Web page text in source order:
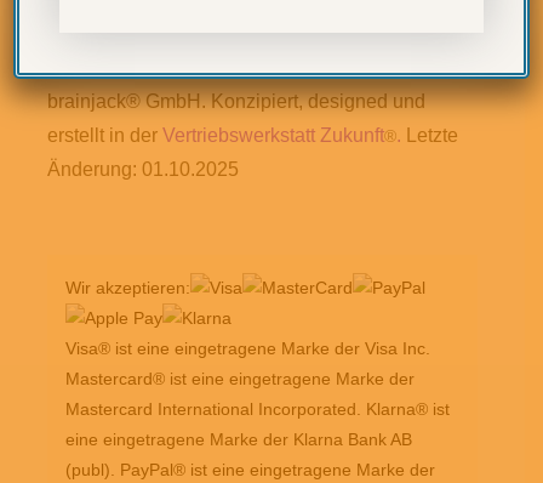
Form der Wiedergabe oder Vervielfältigung bedarf
brainjack® GmbH. Konzipiert, designed und
erstellt in derVertriebswerkstatt Zukunft®. Letzte
Änderung: 01.10.2025
Wir akzeptieren:
Visa® ist eine eingetragene Marke der Visa Inc.
Mastercard® ist eine eingetragene Marke der
Mastercard International Incorporated. Klarna® ist
eine eingetragene Marke der Klarna Bank AB
(publ). PayPal® ist eine eingetragene Marke der